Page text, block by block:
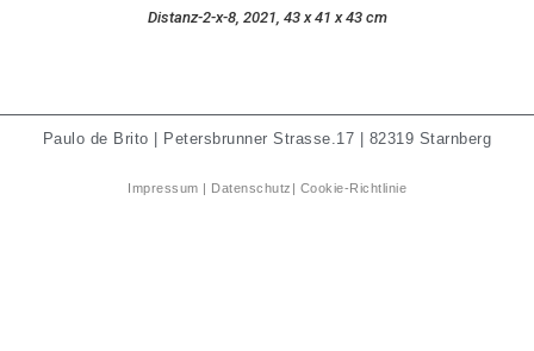
Distanz-2-x-8, 2021, 43 x 41 x 43 cm
Paulo de Brito | Petersbrunner Strasse.17 | 82319 Starnberg
Impressum | Datenschutz | Cookie-Richtlinie